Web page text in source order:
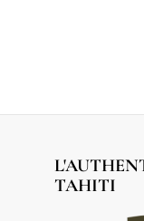
TAHITI